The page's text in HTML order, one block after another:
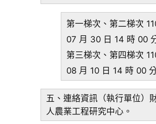
第一梯次、第二梯次
07 月 30 日 14 時 00
第三梯次、第四梯次
08 月 10 日 14 時 00
五、連絡資訊（執行單位）
人農業工程研究中心。